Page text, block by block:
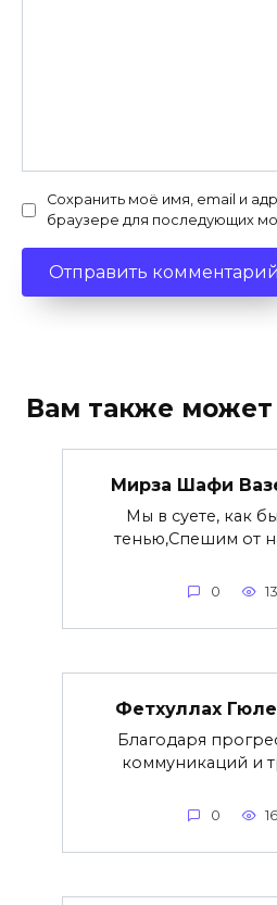
Сохранить моё имя, email и
браузере для последующих
Вам также может
Мирза Шафи
Мы в суете, как
тенью,Спешим от
0 13
Фетхуллах
Благодаря
коммуникаций и
0 16